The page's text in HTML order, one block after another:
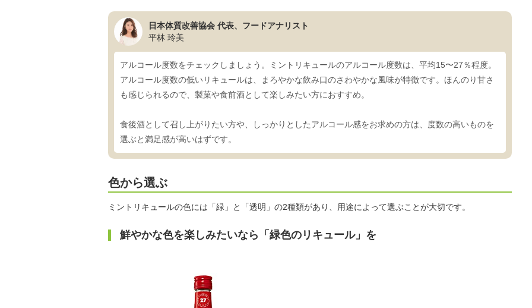
日本体質改善協会 代表、フードアナリスト
平林 玲美
アルコール度数をチェックしましょう。ミントリキュールのアルコール度数は、平均15〜27％程度。
アルコール度数の低いリキュールは、まろやかな飲み口のさわやかな風味が特徴です。ほんのり甘さ
も感じられるので、製菓や食前酒として楽しみたい方におすすめ。
食後酒として召し上がりたい方や、しっかりとしたアルコール感をお求めの方は、度数の高いものを
選ぶと満足感が高いはずです。
色から選ぶ
ミントリキュールの色には「緑」と「透明」の2種類があり、用途によって選ぶことが大切です。
鮮やかな色を楽しみたいなら「緑色のリキュール」を